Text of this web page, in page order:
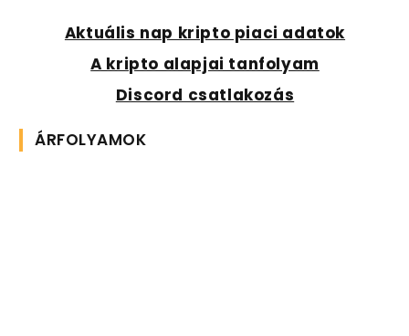
Aktuális nap kripto piaci adatok
A kripto alapjai tanfolyam
Discord csatlakozás
ÁRFOLYAMOK